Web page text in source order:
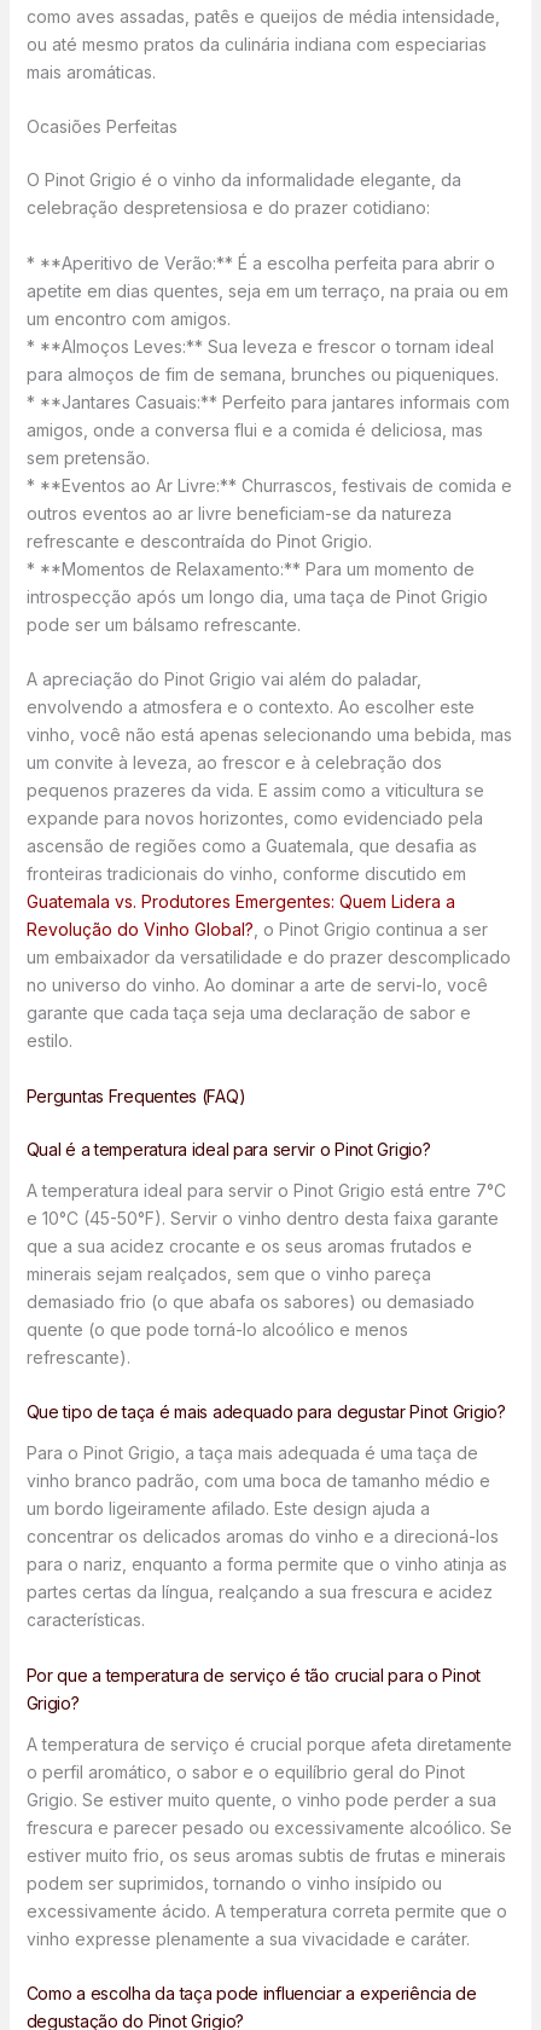
como aves assadas, patês e queijos de média intensidade,
ou até mesmo pratos da culinária indiana com especiarias
mais aromáticas.
Ocasiões Perfeitas
O Pinot Grigio é o vinho da informalidade elegante, da
celebração despretensiosa e do prazer cotidiano:
* **Aperitivo de Verão:** É a escolha perfeita para abrir o
apetite em dias quentes, seja em um terraço, na praia ou em
um encontro com amigos.
* **Almoços Leves:** Sua leveza e frescor o tornam ideal
para almoços de fim de semana, brunches ou piqueniques.
* **Jantares Casuais:** Perfeito para jantares informais com
amigos, onde a conversa flui e a comida é deliciosa, mas
sem pretensão.
* **Eventos ao Ar Livre:** Churrascos, festivais de comida e
outros eventos ao ar livre beneficiam-se da natureza
refrescante e descontraída do Pinot Grigio.
* **Momentos de Relaxamento:** Para um momento de
introspecção após um longo dia, uma taça de Pinot Grigio
pode ser um bálsamo refrescante.
A apreciação do Pinot Grigio vai além do paladar,
envolvendo a atmosfera e o contexto. Ao escolher este
vinho, você não está apenas selecionando uma bebida, mas
um convite à leveza, ao frescor e à celebração dos
pequenos prazeres da vida. E assim como a viticultura se
expande para novos horizontes, como evidenciado pela
ascensão de regiões como a Guatemala, que desafia as
fronteiras tradicionais do vinho, conforme discutido em
Guatemala vs. Produtores Emergentes: Quem Lidera a
Revolução do Vinho Global? , o Pinot Grigio continua a ser
um embaixador da versatilidade e do prazer descomplicado
no universo do vinho. Ao dominar a arte de servi-lo, você
garante que cada taça seja uma declaração de sabor e
estilo.
Perguntas Frequentes (FAQ)
Qual é a temperatura ideal para servir o Pinot Grigio?
A temperatura ideal para servir o Pinot Grigio está entre 7°C
e 10°C (45-50°F). Servir o vinho dentro desta faixa garante
que a sua acidez crocante e os seus aromas frutados e
minerais sejam realçados, sem que o vinho pareça
demasiado frio (o que abafa os sabores) ou demasiado
quente (o que pode torná-lo alcoólico e menos
refrescante).
Que tipo de taça é mais adequado para degustar Pinot Grigio?
Para o Pinot Grigio, a taça mais adequada é uma taça de
vinho branco padrão, com uma boca de tamanho médio e
um bordo ligeiramente afilado. Este design ajuda a
concentrar os delicados aromas do vinho e a direcioná-los
para o nariz, enquanto a forma permite que o vinho atinja as
partes certas da língua, realçando a sua frescura e acidez
características.
Por que a temperatura de serviço é tão crucial para o Pinot
Grigio?
A temperatura de serviço é crucial porque afeta diretamente
o perfil aromático, o sabor e o equilíbrio geral do Pinot
Grigio. Se estiver muito quente, o vinho pode perder a sua
frescura e parecer pesado ou excessivamente alcoólico. Se
estiver muito frio, os seus aromas subtis de frutas e minerais
podem ser suprimidos, tornando o vinho insípido ou
excessivamente ácido. A temperatura correta permite que o
vinho expresse plenamente a sua vivacidade e caráter.
Como a escolha da taça pode influenciar a experiência de
degustação do Pinot Grigio?